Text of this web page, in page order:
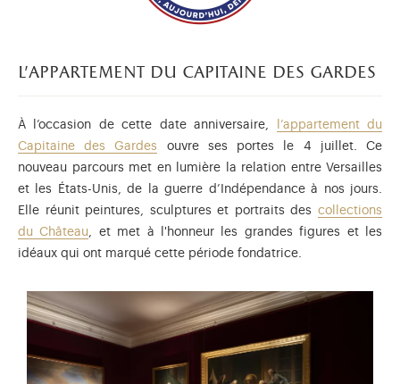
l’appartement du capitaine des gardes
À l’occasion de cette date anniversaire,
l’appartement du
Capitaine des Gardes
ouvre ses portes le 4 juillet. Ce
nouveau parcours met en lumière la relation entre Versailles
et les États-Unis, de la guerre d’Indépendance à nos jours.
Elle réunit peintures, sculptures et portraits des collections
du Château, et met à l'honneur les grandes figures et les
idéaux qui ont marqué cette période fondatrice.